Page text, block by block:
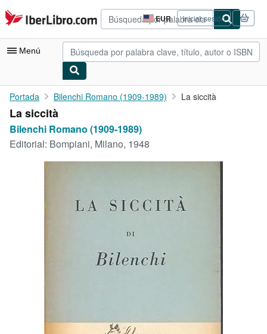
Pasar al contenido principal
IberLibro.com EUR
Preferencias
de
compra
del
Iniciar sesión
Menú
Mi cuenta
Consultar mis pedidos
Arte y coleccionismo
Comenzar a vender
Portada Bilenchi Romano (1909-1989) La siccità
La siccità
Bilenchi Romano (1909-1989)
Editorial: Bompiani, Milano, 1948